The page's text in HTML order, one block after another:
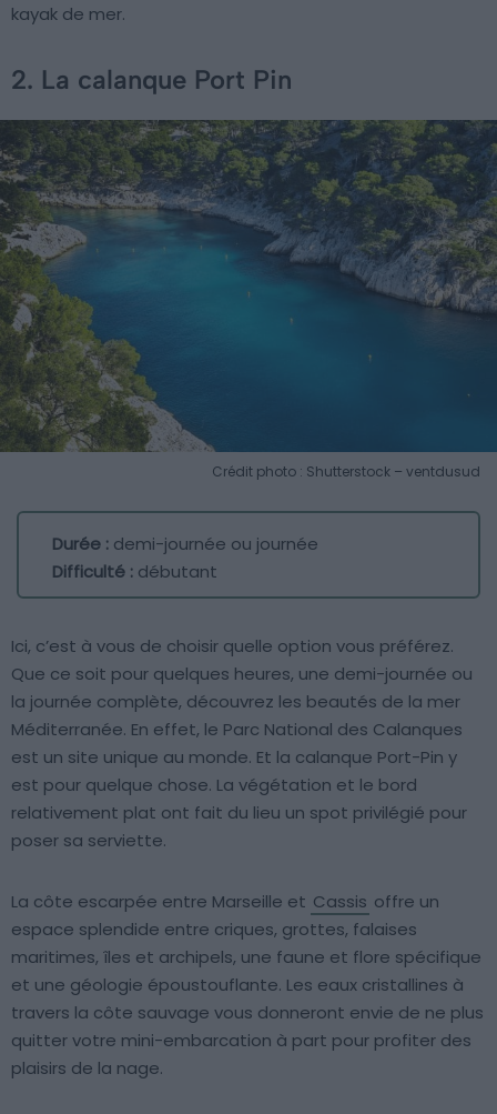
kayak de mer.
2. La calanque Port Pin
Crédit photo : Shutterstock – ventdusud
Durée : demi-journée ou journée
Difficulté : débutant
Ici, c’est à vous de choisir quelle option vous préférez.
Que ce soit pour quelques heures, une demi-journée ou
la journée complète, découvrez les beautés de la mer
Méditerranée. En effet, le Parc National des Calanques
est un site unique au monde. Et la calanque Port-Pin y
est pour quelque chose. La végétation et le bord
relativement plat ont fait du lieu un spot privilégié pour
poser sa serviette.
La côte escarpée entre Marseille et Cassis offre un
espace splendide entre criques, grottes, falaises
maritimes, îles et archipels, une faune et flore spécifique
et une géologie époustouflante. Les eaux cristallines à
travers la côte sauvage vous donneront envie de ne plus
quitter votre mini-embarcation à part pour profiter des
plaisirs de la nage.